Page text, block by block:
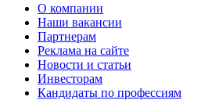
О компании
Наши вакансии
Партнерам
Реклама на сайте
Новости и статьи
Инвесторам
Кандидаты по профессиям